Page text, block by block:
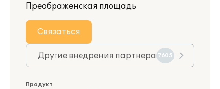
Преображенская площадь
Связаться
Другие внедрения партнера 7605
Продукт